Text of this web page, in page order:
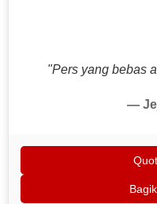
"Pers yang bebas
—